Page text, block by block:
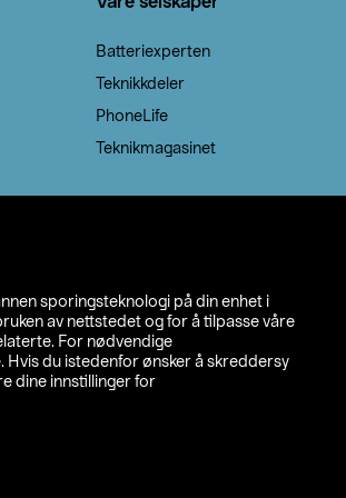
sporingsteknologi på din enhet i
av nettstedet og for å tilpasse våre
For nødvendige
Hvis du istedenfor ønsker å skreddersy
dine innstillinger for
Batteriexperten
Teknikkdeler
PhoneLife
Teknikmagasinet